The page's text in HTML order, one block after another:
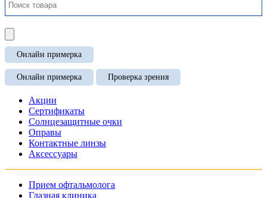
Онлайн примерка
Онлайн примерка Проверка зрения
Акции
Сертификаты
Солнцезащитные очки
Оправы
Контактные линзы
Аксессуары
Прием офтальмолога
Глазная клиника